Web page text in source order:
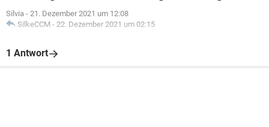
Silvia - 21. Dezember 2021 um 12:08
SilkeCCM - 22. Dezember 2021 um 02:15
1 Antwort